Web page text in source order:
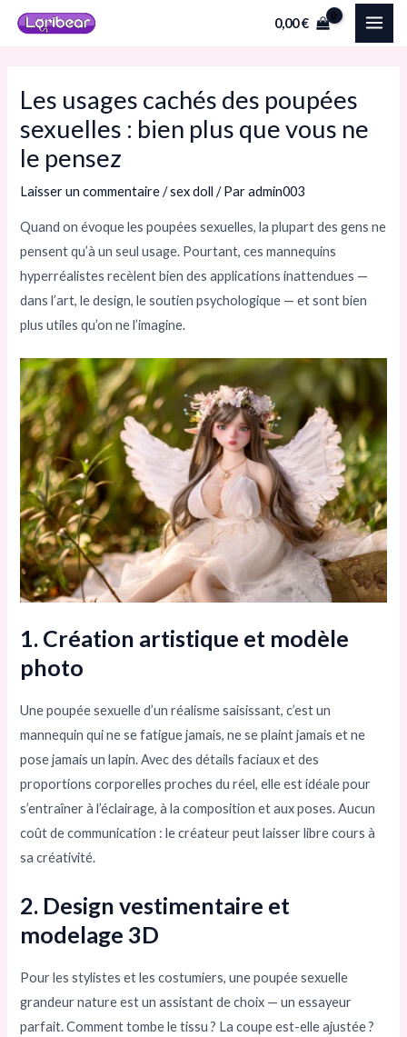
Aller
0,00€
Les usages cachés des poupées
sexuelles : bien plus que vous ne
le pensez
Laisser un commentaire /sex doll / Paradmin003
Quand on évoque les poupées sexuelles, la plupart des gens ne
pensent qu’à un seul usage. Pourtant, ces mannequins
hyperréalistes recèlent bien des applications inattendues —
dans l’art, le design, le soutien psychologique — et sont bien
plus utiles qu’on ne l’imagine.
1. Création artistique et modèle
photo
Une poupée sexuelle d’un réalisme saisissant, c’est un
mannequin qui ne se fatigue jamais, ne se plaint jamais et ne
pose jamais un lapin. Avec des détails faciaux et des
proportions corporelles proches du réel, elle est idéale pour
s’entraîner à l’éclairage, à la composition et aux poses. Aucun
coût de communication : le créateur peut laisser libre cours à
sa créativité.
2. Design vestimentaire et
modelage 3D
Pour les stylistes et les costumiers, une poupée sexuelle
grandeur nature est un assistant de choix — un essayeur
parfait. Comment tombe le tissu ? La coupe est-elle ajustée ?
Navigation
des